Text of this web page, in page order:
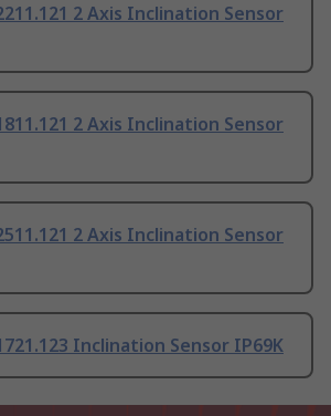
2 Axis Inclination Sensor
2 Axis Inclination Sensor
2 Axis Inclination Sensor
Inclination Sensor IP69K